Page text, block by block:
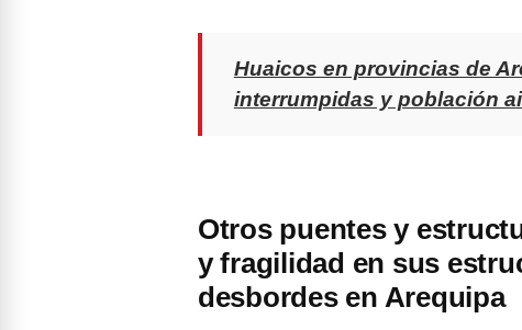
Huaicos en provincias de
interrumpidas y población
Otros puentes y
y fragilidad en sus
desbordes en Arequipa